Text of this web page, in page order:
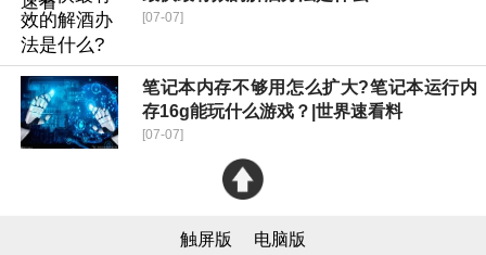
[07-07]
笔记本内存不够用怎么扩大?笔记本运行内
存16g能玩什么游戏？|世界速看料
[07-07]
触屏版 电脑版